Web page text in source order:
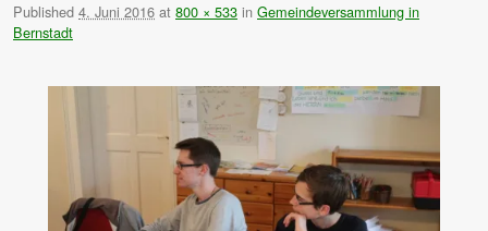
Published 4. Juni 2016 at 800 × 533 in Gemeindeversammlung in
Bernstadt